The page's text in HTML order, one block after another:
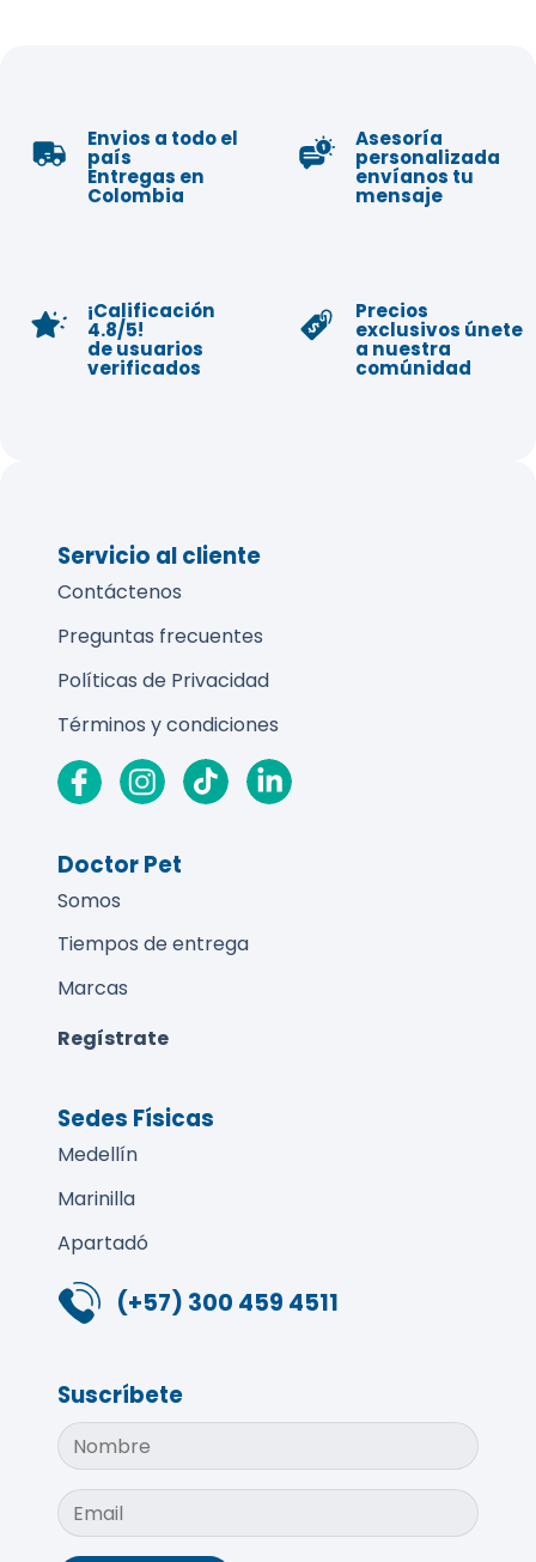
Envios a todo el
país
Entregas en
Colombia
Asesoría
personalizada
envíanos tu
mensaje
¡Calificación
4.8/5!
de usuarios
verificados
Precios
exclusivos únete
a nuestra
comúnidad
Servicio al cliente
Contáctenos
Preguntas frecuentes
Políticas de Privacidad
Términos y condiciones
Doctor Pet
Somos
Tiempos de entrega
Marcas
Regístrate
Sedes Físicas
Medellín
Marinilla
Apartadó
(+57) 300 459 4511
Suscríbete